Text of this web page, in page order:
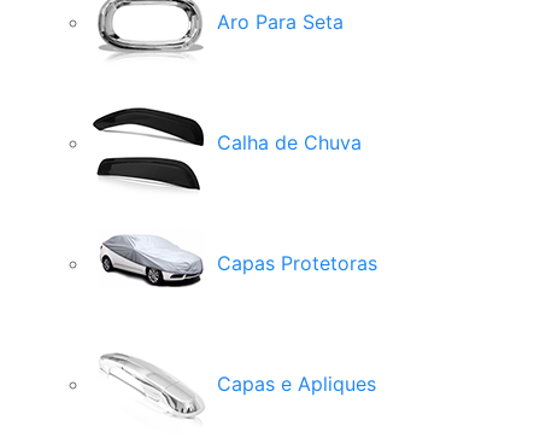
Aro Para Seta
Calha de Chuva
Capas Protetoras
Capas e Apliques